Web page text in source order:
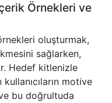
Örnekleri ve
oluşturmak,
sağlarken,
Hedef kitlenizle
motive
bu doğrultuda